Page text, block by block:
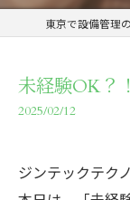
未経験OK？
2025/02/12
ジンテックテク